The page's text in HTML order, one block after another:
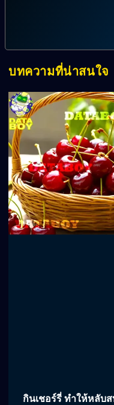
บทความที่น่าสนใจ
กินเชอร์รี่ ทำให้หลับ